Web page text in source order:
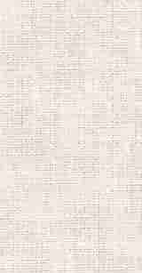
CEMAD
Compaixão
Controle
Emocional